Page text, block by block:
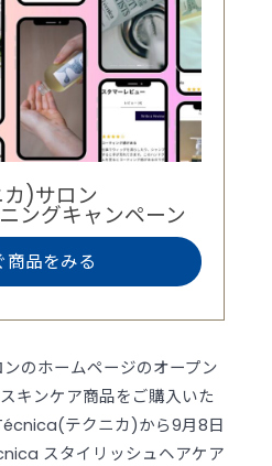
)サロン
ングキャンペーン
商品をみる
のホームページのオープン
キンケア商品をご購入いた
テクニカ)から9月8日
スタイリッシュヘアケア